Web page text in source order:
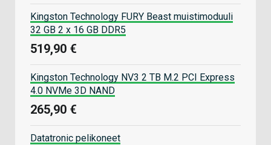
Kingston Technology FURY Beast muistimoduuli
32 GB 2 x 16 GB DDR5
519,90 €
Kingston Technology NV3 2 TB M.2 PCI Express
4.0 NVMe 3D NAND
265,90 €
Datatronic pelikoneet